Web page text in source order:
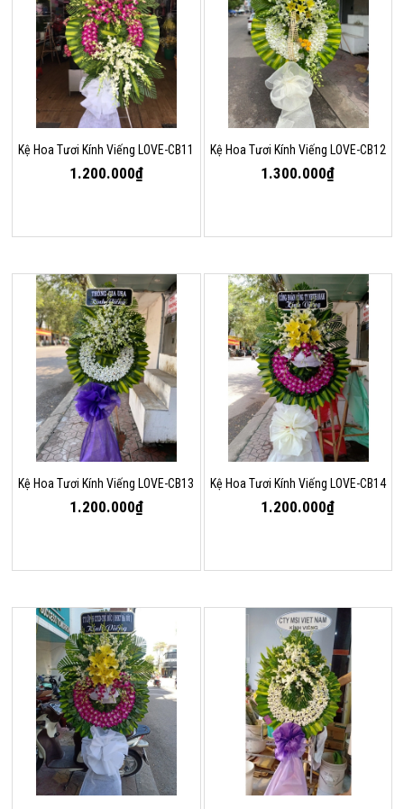
Kệ Hoa Tươi Kính Viếng LOVE-CB11
1.200.000₫
Kệ Hoa Tươi Kính Viếng LOVE-CB12
1.300.000₫
Kệ Hoa Tươi Kính Viếng LOVE-CB13
1.200.000₫
Kệ Hoa Tươi Kính Viếng LOVE-CB14
1.200.000₫